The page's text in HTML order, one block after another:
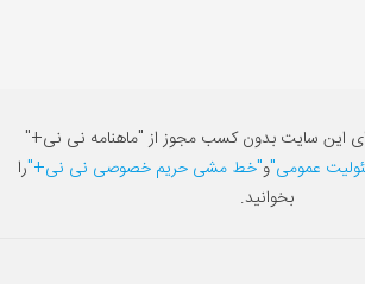
این سایت بدون کسب مجوز از "ماهنامه نی نی+"
عمومی"و"خط مشی حریم خصوصی نی نی+"را
بخوانید.